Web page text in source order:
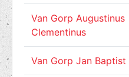
Van Gorp Augustinus
Clementinus
Van Gorp Jan Baptist